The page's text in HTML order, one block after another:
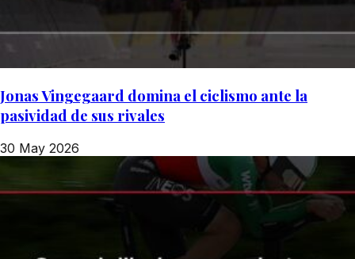
Jonas Vingegaard domina el ciclismo ante la
pasividad de sus rivales
30 May 2026